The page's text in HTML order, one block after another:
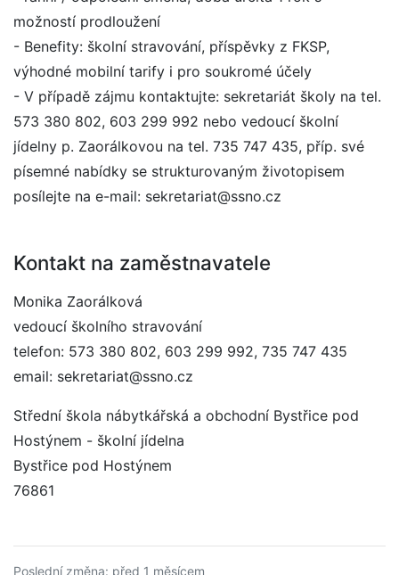
možností prodloužení
- Benefity: školní stravování, příspěvky z FKSP,
výhodné mobilní tarify i pro soukromé účely
- V případě zájmu kontaktujte: sekretariát školy na tel.
573 380 802, 603 299 992 nebo vedoucí školní
jídelny p. Zaorálkovou na tel. 735 747 435, příp. své
písemné nabídky se strukturovaným životopisem
posílejte na e-mail: sekretariat@ssno.cz
Kontakt na zaměstnavatele
Monika Zaorálková
vedoucí školního stravování
telefon: 573 380 802, 603 299 992, 735 747 435
email: sekretariat@ssno.cz
Střední škola nábytkářská a obchodní Bystřice pod
Hostýnem - školní jídelna
Bystřice pod Hostýnem
76861
Poslední změna: před 1 měsícem